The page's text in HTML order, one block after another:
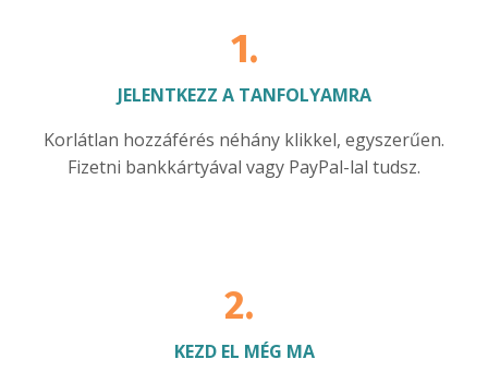
1.
JELENTKEZZ A TANFOLYAMRA
Korlátlan hozzáférés néhány klikkel, egyszerűen.
Fizetni bankkártyával vagy PayPal-lal tudsz.
2.
KEZD EL MÉG MA